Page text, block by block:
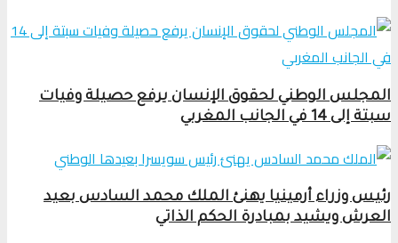
المجلس الوطني لحقوق الإنسان يرفع حصيلة وفيات
سبتة إلى 14 في الجانب المغربي
رئيس وزراء أرمينيا يهنئ الملك محمد السادس بعيد
العرش ويشيد بمبادرة الحكم الذاتي